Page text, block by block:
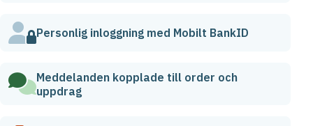
Personlig inloggning med Mobilt BankID
Meddelanden kopplade till order och
uppdrag